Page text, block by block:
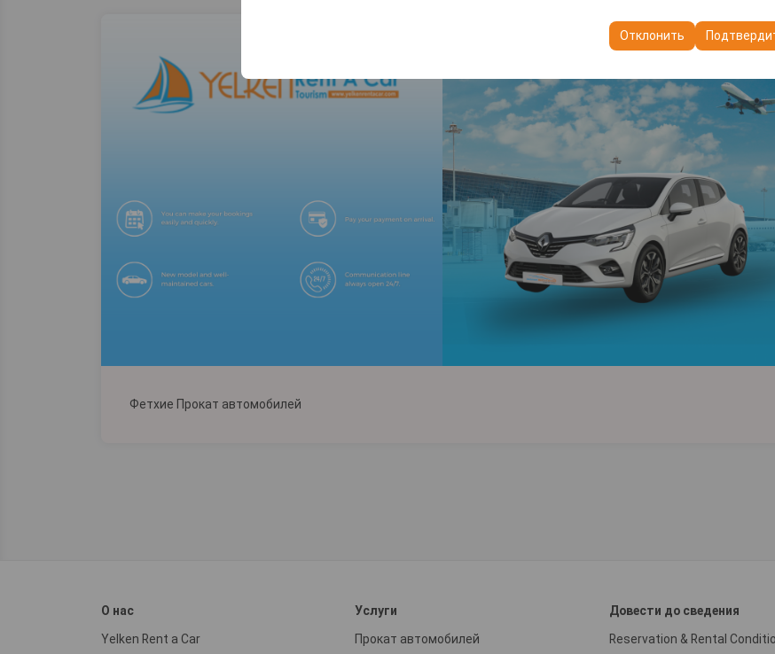
платформе путем сохранения настроек пользовательского интерфейса, языковых
Отклонить
Фетхие Прокат автомобилей
О нас
Yelken Rent a Car
Услуги
Прокат автомобилей
Довести до сведения
Reservation & Rental